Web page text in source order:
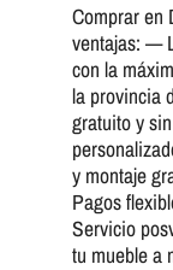
Comprar en
ventajas: —
con la
la provincia
gratuito y
y montaje
Pagos
Servicio
tu mueble a